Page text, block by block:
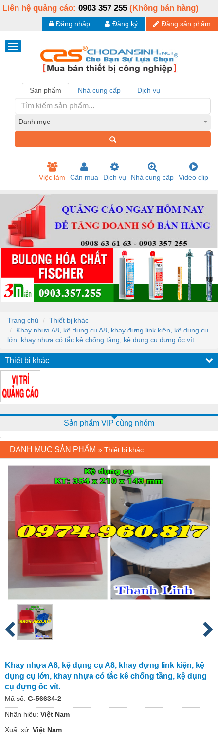
Liên hệ quảng cáo: 0903 357 255 (Không bán hàng)
Đăng sản phẩm
Đăng ký
Đăng nhập
Sản phẩm Nhà cung cấp Dịch vụ
Danh mục
Việc làm Cần mua Dịch vụ Nhà cung cấp Video clip
Trang chủ
Thiết bị khác
Khay nhựa A8, kệ dụng cụ A8, khay đựng link kiện, kệ dụng cụ
lớn, khay nhựa có tắc kê chống tầng, kệ dụng cụ đựng ốc vít.
Thiết bị khác
Sản phẩm VIP cùng nhóm
DANH MỤC SẢN PHẨM » Thiết bị khác
Khay nhựa A8, kệ dụng cụ A8, khay đựng link kiện, kệ
dụng cụ lớn, khay nhựa có tắc kê chống tầng, kệ dụng
cụ đựng ốc vít.
Mã số: G-56634-2
Nhãn hiệu: Việt Nam
Xuất xứ: Việt Nam